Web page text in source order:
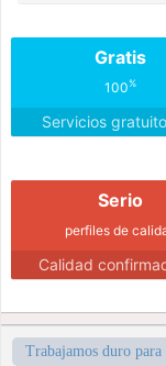
Gratis
100%
Servicios
Serio
perfiles de
Calidad
Trabajamos duro